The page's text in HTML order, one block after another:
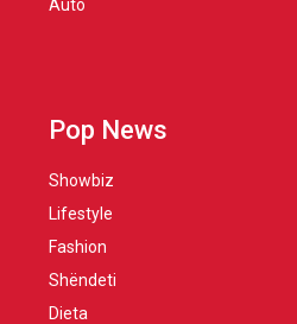
Auto
Pop News
Showbiz
Lifestyle
Fashion
Shëndeti
Dieta